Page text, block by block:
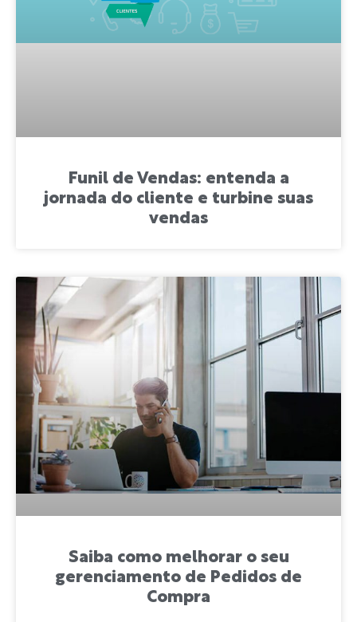
Funil de Vendas: entenda a
jornada do cliente e turbine suas
vendas
Saiba como melhorar o seu
gerenciamento de Pedidos de
Compra